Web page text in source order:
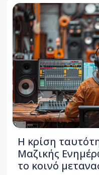
Η κρίση
Μαζικής
το κοινό